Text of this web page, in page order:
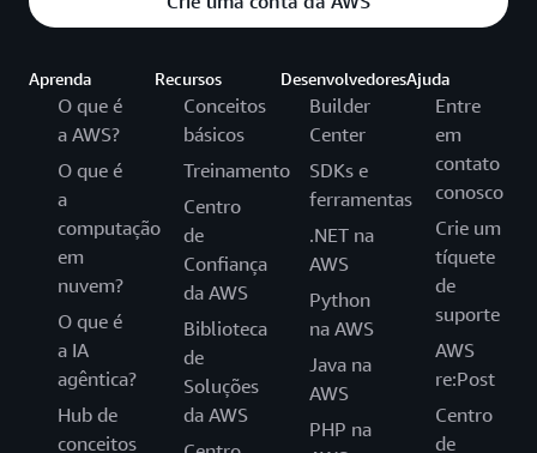
Aprenda
O que é
a AWS?
O que é
a
computação
em
nuvem?
O que é
a IA
agêntica?
Hub de
conceitos
Recursos
Conceitos
básicos
Treinamento
Centro
de
Confiança
da AWS
Biblioteca
de
Soluções
da AWS
Desenvolvedores
Builder
Center
SDKs e
ferramentas
.NET na
AWS
Python
na AWS
Java na
AWS
PHP na
Ajuda
Entre
em
contato
conosco
Crie um
tíquete
de
suporte
AWS
re:Post
Centro
de